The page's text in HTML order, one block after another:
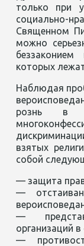
только при
социально-
Священном
можно
которых
Наблюдая
рознь в
взятых
собой
— защита
—
—
организаций в
—